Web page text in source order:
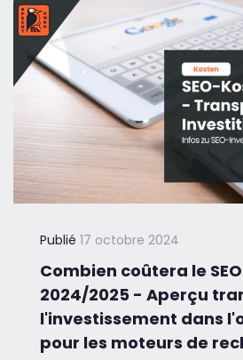
Publié 17 octobre 2024
Combien coûtera le
2024/2025 - Aperçu
l'investissement dans
pour les moteurs de